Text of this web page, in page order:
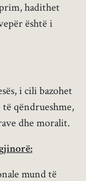
hadithet
është i
i cili bazohet
qëndrueshme,
dhe moralit.
mund të